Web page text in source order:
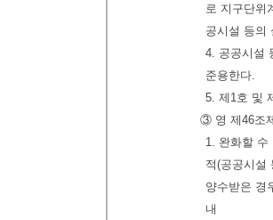
로 지구단위
공시설 등의
4. 공공시설
준용한다.
5. 제1호 및
③ 영 제46조
1. 완화할 수
적(공공시설
양수받은 경
내